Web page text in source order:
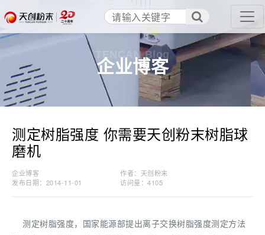
企业博客
TENCAN Blog
测定树脂强度 你需要天创粉末树脂球
磨机
企业博客
作者：天创粉末
发布日期：2014-11-01
访问量：4105
测定树脂强度，国家能源部提出离子交换树脂强度测定方法